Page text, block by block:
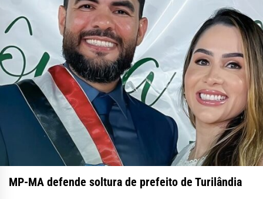
MP-MA defende soltura de prefeito de Turilândia